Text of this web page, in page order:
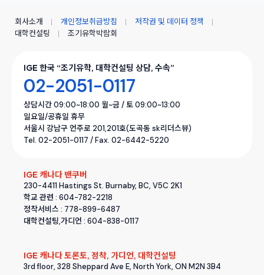
IGE 한국 “조기유학, 대학컨설팅 상담, 수속”
02-2051-0117
상담시간 09:00~18:00 월~금 / 토 09:00~13:00
일요일/공휴일 휴무
서울시 강남구 언주로 201,201호(도곡동 sk리더스뷰)
Tel. 02-2051-0117 / Fax. 02-6442-5220
IGE 캐나다 밴쿠버
230-4411 Hastings St. Burnaby, BC, V5C 2K1
학교 관련 : 604-782-2218
정착서비스 : 778-899-6487
대학컨설팅,가디언 : 604-838-0117
IGE 캐나다 토론토, 정착, 가디언, 대학컨설팅
3rd floor, 328 Sheppard Ave E, North York, ON M2N 3B4
회사소개 개인정보취급방침
저작권 및 데이터 정책
대학컨설팅
조기유학박람회